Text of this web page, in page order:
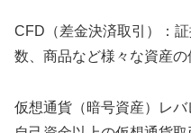
CFD（差金決済取引）：
数、商品など様々な資産の
仮想通貨（暗号資産）レバ